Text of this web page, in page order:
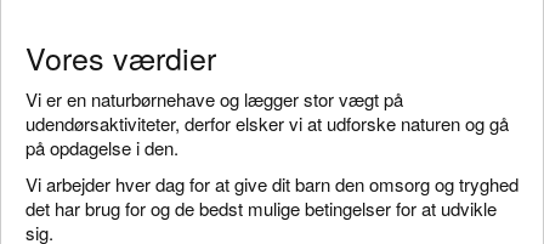
Vores værdier
Vi er en naturbørnehave og lægger stor vægt på
udendørsaktiviteter, derfor elsker vi at udforske naturen og gå
på opdagelse i den.
Vi arbejder hver dag for at give dit barn den omsorg og tryghed
det har brug for og de bedst mulige betingelser for at udvikle
sig.